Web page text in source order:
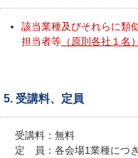
該当業種及びそれらに類
担当者等 （原則各社１名）
5. 受講料、定員
受講料：無料
定 員：各会場1業種につき